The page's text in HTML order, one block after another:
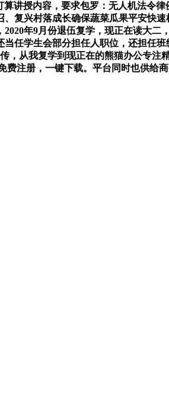
讲授内容，要求包罗：无人机法令
复兴村落成长确保蔬菜瓜果平安快
年9月份退伍复学，现正在读大
任学生会部分担任人职位，还担任
从我复学到现正在的熊猫办公专注
注册，一键下载。平台同时也供给